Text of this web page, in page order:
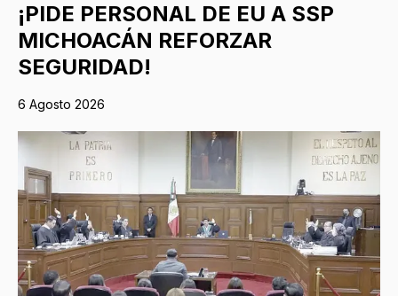
¡PIDE PERSONAL DE EU A SSP
MICHOACÁN REFORZAR
SEGURIDAD!
6 Agosto 2026